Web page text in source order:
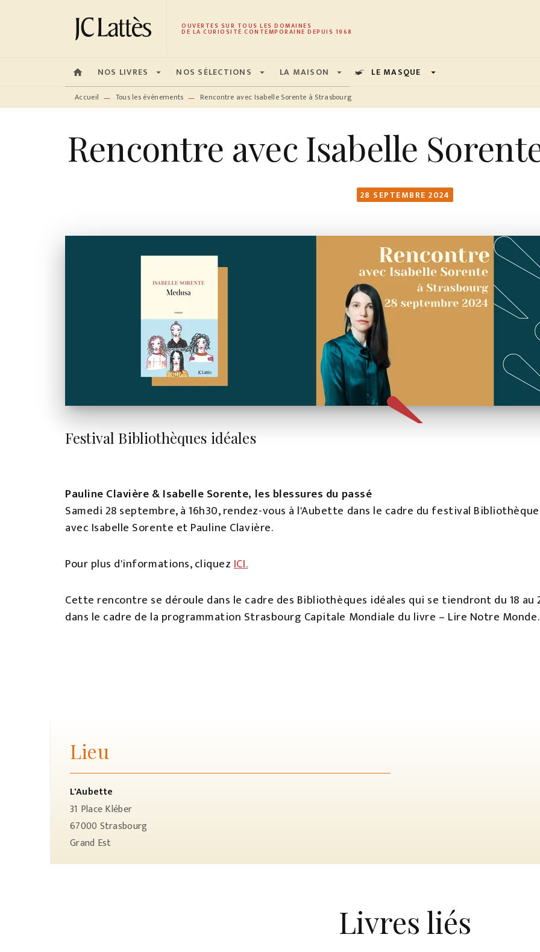
MENU RECHERCHE CONTENU PIED DE PAGE
OUVERTES SUR TOUS LES DOMAINES
DE LA CURIOSITÉ CONTEMPORAINE DEPUIS 1968
home NOS LIVRES arrow_drop_down NOS SÉLECTIONS arrow_drop_down LA MAISON arrow_drop_down LE MASQUE arrow_drop_down
Accueil — Tous les événements — Rencontre avec Isabelle Sorente à Strasbourg
Rencontre avec Isabelle
28 SEPTEMBRE 2024
Festival Bibliothèques idéales
Pauline Clavière & Isabelle Sorente, les blessures du passé
Samedi 28 septembre, à 16h30, rendez-vous à l'Aubette dans le cadre du festival
avec Isabelle Sorente et Pauline Clavière.
Pour plus d'informations, cliquezICI.
Cette rencontre se déroule dans le cadre des Bibliothèques idéales qui se tiendront du 18
dans le cadre de la programmation Strasbourg Capitale Mondiale du livre – Lire Notre Monde.
Lieu
L'Aubette
31 Place Kléber
67000 Strasbourg
Grand Est
Livres liés